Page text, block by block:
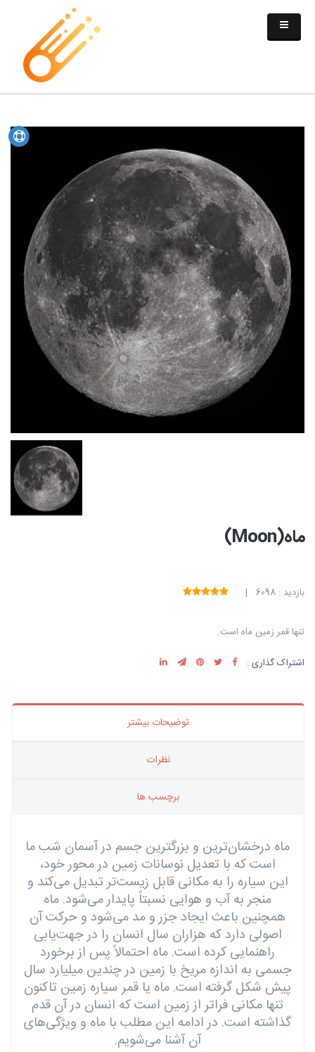
ماه(Moon)
بازدید : 6098 |
تنها قمر زمین ماه است.
اشتراک گذاری :
توضیحات بیشتر
نظرات
برچسب ها
ماه درخشان‌ترین و بزرگترین جسم در آسمان شب ما
است که با تعدیل نوسانات زمین در محور خود،
این سیاره را به مکانی قابل زیست‌تر تبدیل می‌کند و
منجر به آب و هوایی نسبتاً پایدار می‌شود. ماه
همچنین باعث ایجاد جزر و مد می‌شود و حرکت آن
اصولی دارد که هزاران سال انسان را در جهت‌یابی
راهنمایی کرده است. ماه احتمالاً پس از برخورد
جسمی به اندازه مریخ با زمین در چندین میلیارد سال
پیش شکل گرفته است. ماه یا قمر سیاره زمین تاکنون
تنها مکانی فراتر از زمین است که انسان در آن قدم
گذاشته است. در ادامه این مطلب با ماه و ویژگی‌های
آن آشنا می‌شویم.